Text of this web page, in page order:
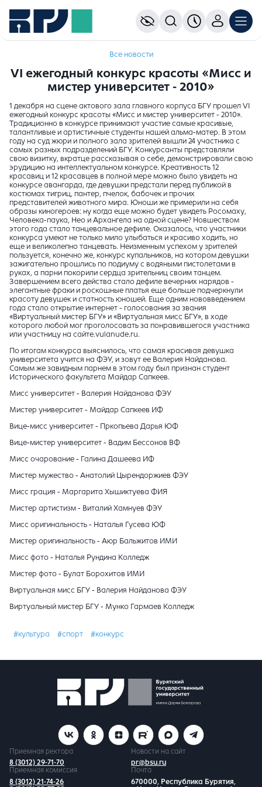
Все новости
VI ежегодный конкурс красоты «Мисс и
мистер университет - 2010»
1 декабря на сцене актового зала главного корпуса БГУ прошел VI
ежегодный конкурс красоты «Мисс и мистер университет - 2010».
Традиционно в конкурсе принимают участие самые красивые,
талантливые и артистичные студенты нашей альма-матер. В этом
году на суд жюри и полного зала зрителей вышли 24 участника с
самых разных подразделений БГУ. Конкурсанты представляли
свою визитку, вкратце рассказывая о себе, демонстрировали свою
эрудицию на интеллектуальном конкурсе. Креативность 12
красавиц и 12 красавцев в полной мере можно было увидеть на
конкурсе авангарда, где девушки предстали перед публикой в
костюмах тигриц, пантер, пчелок, бабочек и прочих
представителей животного мира. Юноши же примерили на себя
образы киногероев: ну когда еще можно будет увидеть Росомаху,
Человека-паука, Нео и Архангела на одной сцене? Новшеством
этого года стало танцевальное дефиле. Оказалось, что участники
конкурса умеют не только мило улыбаться и красиво ходить, но
еще и великолепно танцевать. Неизменным успехом у зрителей
пользуется, конечно же, конкурс купальников, на котором девушки
зажигательно прошлись по подиуму с водяными пистолетами в
руках, а парни покорили сердца зрительниц своим танцем.
Завершением всего действа стало дефиле вечерних нарядов -
элегантные фраки и роскошные платья еще больше подчеркнули
красоту девушек и статность юношей. Еще одним нововведением
года стало открытие интернет - голосования за звания
«Виртуальный мистер БГУ» и «Виртуальная мисс БГУ», в ходе
которого любой мог проголосовать за понравившегося участника
или участницу на сайте.vulanude.ru.
По итогам конкурса выяснилось, что самая красивая девушка
университета учится на ФЭУ, и зовут ее Валерия Найданова.
Самым же завидным парнем в этом году был признан студент
Исторического факультета Майдар Сапкеев.
Мисс университет - Валерия Найданова ФЭУ
Мистер университет - Майдар Сапкеев ИФ
Вице-мисс университет - Пркопьева Дарья ЮФ
Вице-мистер университет - Вадим Бессонов ВФ
Мисс очарование - Галина Дашеева ИФ
Мистер мужество - Анатолий Цырендоржиев ФЭУ
Мисс грация - Маргарита Хышиктуева ФИЯ
Мистер артистизм - Виталий Хамнуев ФЭУ
Мисс оригинальность - Наталья Гусева ЮФ
Мистер оригинальность - Аюр Бальжитов ИМИ
Мисс фото - Наталья Рундина Колледж
Мистер фото - Булат Борохитов ИМИ
Виртуальная мисс БГУ - Валерия Найданова ФЭУ
Виртуальный мистер БГУ - Мунко Гармаев Колледж
#культура #спорт #конкурс
Приемная ректора
8 (3012) 29-71-70
Новости на сайт
pr@bsu.ru
Приемная комиссия
8 (3012) 21-74-26
Почта
670000, Республика Бурятия,